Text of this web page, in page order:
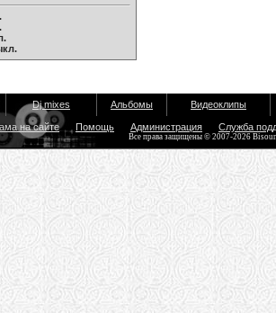
Dj mixes Альбомы Видеоклипы
на сайте Помощь Администрация Служба
Все права защищены © 2007-2026